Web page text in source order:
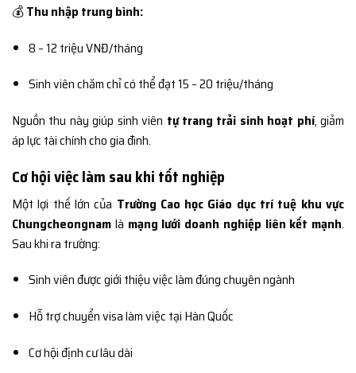
💰Thu nhập trung bình:
8 – 12 triệu VNĐ/tháng
Sinh viên chăm chỉ có thể đạt 15 – 20 triệu/tháng
Nguồn thu này giúp sinh viên tự trang trải sinh hoạt phí, giảm
áp lực tài chính cho gia đình.
Cơ hội việc làm sau khi tốt nghiệp
Một lợi thế lớn của Trường Cao học Giáo dục trí tuệ khu vực
Chungcheongnam là mạng lưới doanh nghiệp liên kết mạnh.
Sau khi ra trường:
Sinh viên được giới thiệu việc làm đúng chuyên ngành
Hỗ trợ chuyển visa làm việc tại Hàn Quốc
Cơ hội định cư lâu dài